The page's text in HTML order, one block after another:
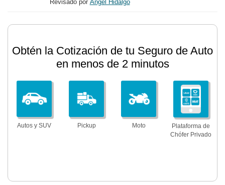
Revisado por Ángel Hidalgo
Obtén la Cotización de tu Seguro de Auto
en menos de 2 minutos
Autos y SUV Pickup Moto
Plataforma de
Chófer Privado